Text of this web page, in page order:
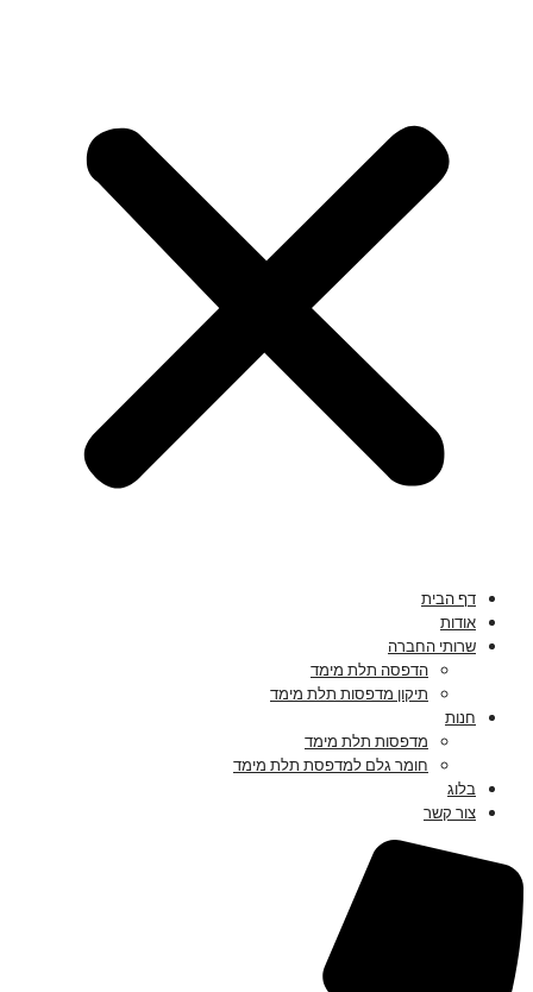
דף הבית
אודות
שרותי החברה
הדפסה תלת מימד
תיקון מדפסות תלת מימד
חנות
מדפסות תלת מימד
חומר גלם למדפסת תלת מימד
בלוג
צור קשר